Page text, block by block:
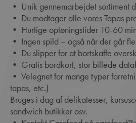
• Unik gennemarbejdet sortiment
• Du modtager alle vores Tapas
• Hurtige optøningstider 10-60
• Ingen spild – også når der går
• Du slipper for at bortskaffe
• Gratis bordkort, stor billede
• Velegnet for mange typer
tapas, etc.)
Bruges i dag af delikatesser,
sandwich butikker osv.